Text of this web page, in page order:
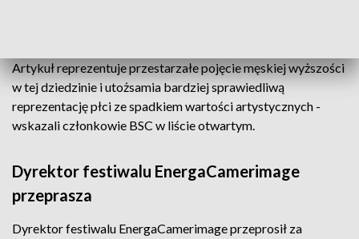
Artykuł reprezentuje przestarzałe pojęcie męskiej wyższości
w tej dziedzinie i utożsamia bardziej sprawiedliwą
reprezentację płci ze spadkiem wartości artystycznych -
wskazali członkowie BSC w liście otwartym.
Dyrektor festiwalu EnergaCamerimage
przeprasza
Dyrektor festiwalu EnergaCamerimage przeprosił za